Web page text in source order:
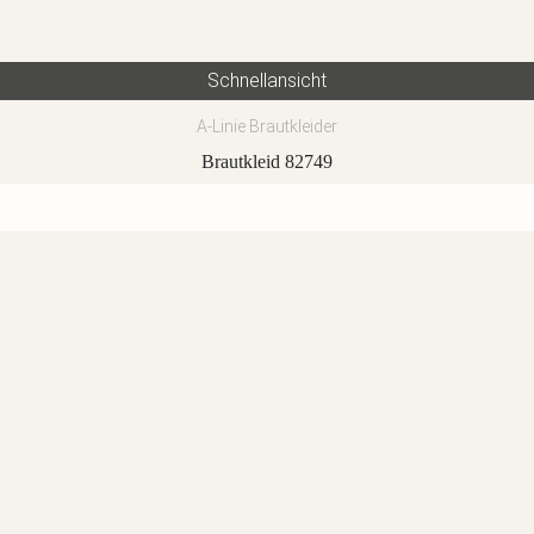
Schnellansicht
A-Linie Brautkleider
Brautkleid 82749